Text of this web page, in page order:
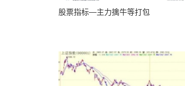
股票指标—主力擒牛等打包